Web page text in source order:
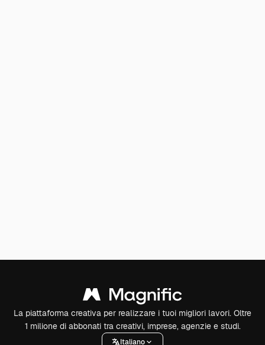
La piattaforma creativa per realizzare i tuoi migliori lavori. Oltre
1 milione di abbonati tra creativi, imprese, agenzie e studi.
Italiano